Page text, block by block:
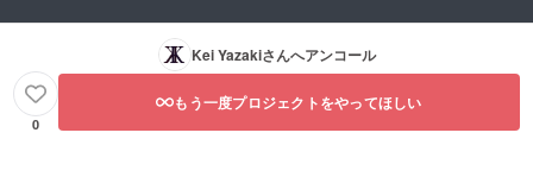
Kei Yazakiさんへアンコール
0
もう一度プロジェクトをやってほしい